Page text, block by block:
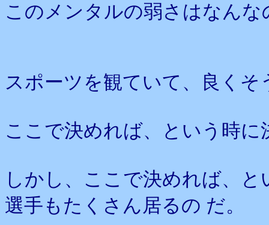
このメンタルの弱さはなん
スポーツを観ていて、良く
ここで決めれば、という時に
しかし、ここで決めれば、
選手もたくさん居るの だ。